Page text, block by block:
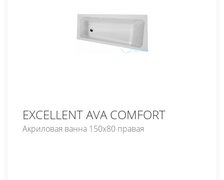
EXCELLENT AVA COMFORT
Акриловая ванна 150x80 правая